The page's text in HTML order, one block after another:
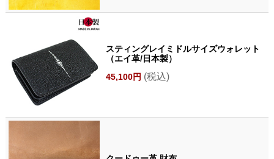
スティングレイミドルサイズウォレット
（エイ革/日本製）
45,100円 (税込)